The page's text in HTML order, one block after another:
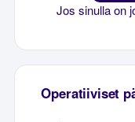
Jos sinulla on
Operatiiviset